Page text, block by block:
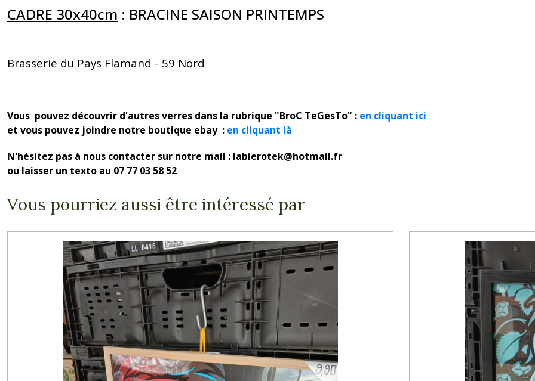
CADRE 30x40cm : BRACINE SAISON PRINTEMPS
Brasserie du Pays Flamand - 59 Nord
Vous pouvez découvrir d'autres verres dans la rubrique "BroC TeGesTo" : en cliquant ici
et vous pouvez joindre notre boutique ebay : en cliquant là
N'hésitez pas à nous contacter sur notre mail : labierotek@hotmail.fr
ou laisser un texto au 07 77 03 58 52
Vous pourriez aussi être intéressé par